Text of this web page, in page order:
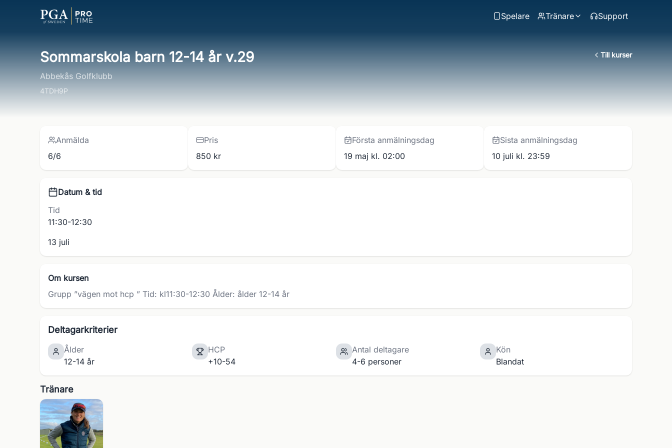
Spelare Tränare Support
Till kurser
Sommarskola barn 12-14 år v.29
Abbekås Golfklubb
4TDH9P
Anmälda
6/6
Pris
850 kr
Första anmälningsdag
19 maj kl. 02:00
Sista anmälningsdag
10 juli kl. 23:59
Datum & tid
Tid
11:30-12:30
13 juli
Om kursen
Grupp ”vägen mot hcp ” Tid: kl11:30-12:30 Ålder: ålder 12-14 år
Deltagarkriterier
Ålder
12-14 år
HCP
+10-54
Antal deltagare
4-6 personer
Kön
Blandat
Tränare